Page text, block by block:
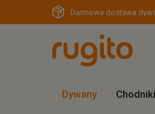
Darmowa dostawa
Dywany Chodniki